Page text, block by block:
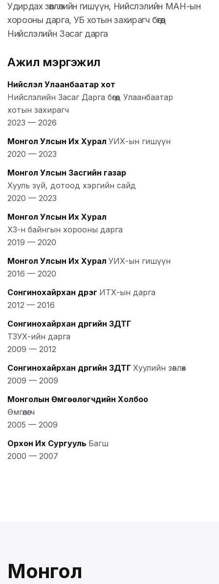
Удирдах зөвлөлийн гишүүн, Нийслэлийн МАН-ын
хорооны дарга, УБ хотын захирагч бөгөөд
Нийслэлийн Засаг дарга
Ажил мэргэжил
Нийслэл Улаанбаатар хот
Нийслэлийн Засаг Дарга бөгөөд Улаанбаатар
хотын захирагч
2023 — 2026
Монгол Улсын Их Хурал УИХ-ын гишүүн
2020 — 2023
Монгол Улсын Засгийн газар
Хууль зүй, дотоод хэргийн сайд
2020 — 2023
Монгол Улсын Их Хурал
ХЗ-н байнгын хорооны дарга
2019 — 2020
Монгол Улсын Их Хурал УИХ-ын гишүүн
2016 — 2020
Сонгинохайрхан дүүрэг ИТХ-ын дарга
2012 — 2016
Сонгинохайрхан дүүргийн ЗДТГ
ТЗУХ-ийн дарга
2009 — 2012
Сонгинохайрхан дүүргийн ЗДТГ Хуулийн зөвлөх
2009 — 2009
Монголын Өмгөөлөгчдийн Холбоо
Өмгөөлөгч
2005 — 2009
Орхон Их Сургууль Багш
2000 — 2007
Монгол